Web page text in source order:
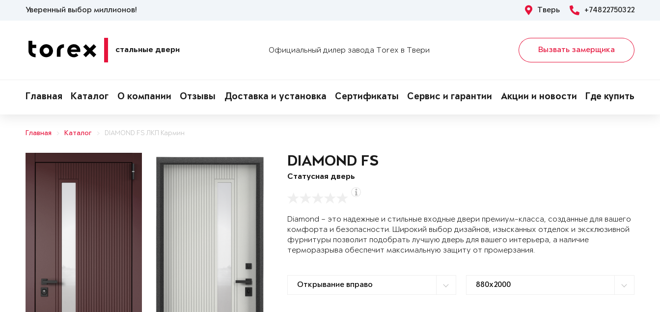
Уверенный выбор миллионов! Тверь +74822750322
стальные двери Официальный дилер завода Torex в Твери Вызвать замерщика
Главная Каталог О компании Отзывы Доставка и установка Сертификаты Сервис и гарантии Акции и новости Где купить
Главная Каталог DIAMOND FS ЛКП Кармин
DIAMOND FS
Статусная дверь
Diamond – это надежные и стильные входные двери премиум-класса, созданные для вашего
комфорта и безопасности. Широкий выбор дизайнов, изысканных отделок и эксклюзивной
фурнитуры позволит подобрать лучшую дверь для вашего интерьера, а наличие
терморазрыва обеспечит максимальную защиту от промерзания.